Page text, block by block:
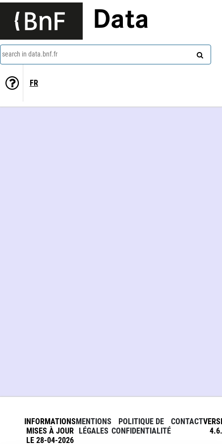
Data
search in data.bnf.fr
FR
INFORMATIONS
MISES À JOUR
LE 28-04-2026
MENTIONS
LÉGALES
POLITIQUE DE
CONFIDENTIALITÉ
CONTACT